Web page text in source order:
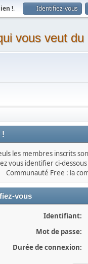
!. Identifiez-vous
vous veut du
!
les membres inscrits
vous identifier ci-
Communauté Free : la
vous
Identifiant:
Mot de passe:
Durée de connexion: